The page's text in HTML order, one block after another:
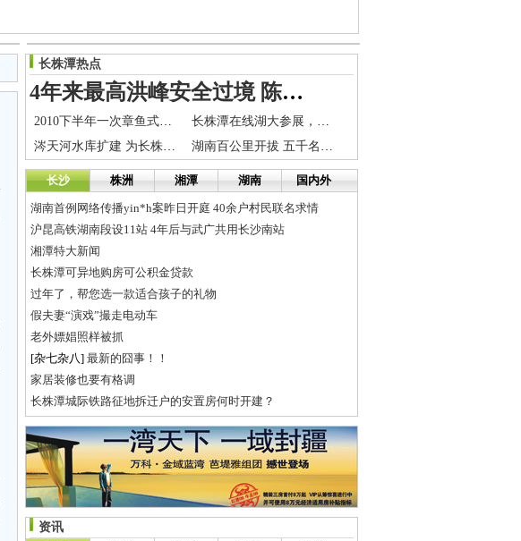
长株潭热点
4年来最高洪峰安全过境 陈润儿要求继续迎战湘江洪水
2010下半年一次章鱼式楼市猜想 精装房或抢眼
长株潭在线湖大参展，多名投资者表示关注
涔天河水库扩建 为长株潭“解渴”
湖南百公里开拔 五千名毅行者暴走长株潭
长沙 株洲 湘潭 湖南 国内外
湖南首例网络传播yin*h案昨日开庭 40余户村民联名求情
沪昆高铁湖南段设11站 4年后与武广共用长沙南站
湘潭特大新闻
长株潭可异地购房可公积金贷款
过年了，帮您选一款适合孩子的礼物
假夫妻“演戏”撮走电动车
老外嫖娼照样被抓
[杂七杂八] 最新的囧事！！
家居装修也要有格调
长株潭城际铁路征地拆迁户的安置房何时开建？
资讯